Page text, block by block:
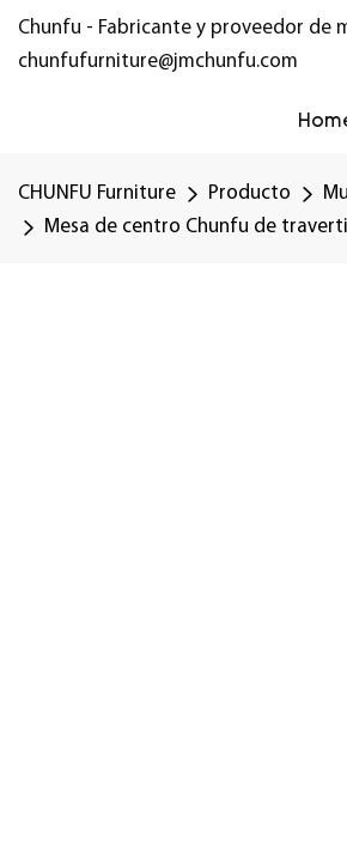
Chunfu - Fabricante y proveedor de
chunfufurniture@jmchunfu.com
CHUNFU Furniture Producto
Mesa de centro Chunfu de